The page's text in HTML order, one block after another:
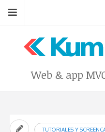
content
Menu
Type your search
Web & app
TUTORIALES Y